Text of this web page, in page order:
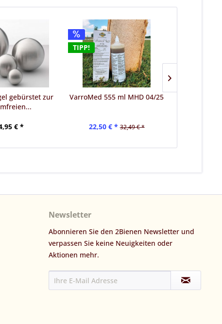
gebürstet zur
€ *
TIPP!
VarroMed 555 ml MHD 04/25
22,50 € * 32,49 € *
Newsletter
Abonnieren Sie den 2Bienen Newsletter und
verpassen Sie keine Neuigkeiten oder
Aktionen mehr.